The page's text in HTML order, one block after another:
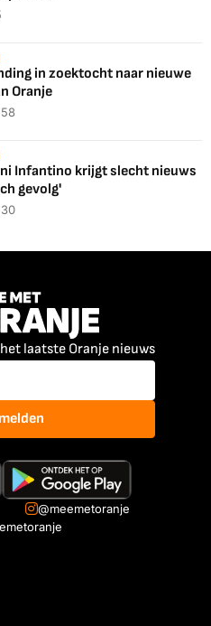
in zoektocht naar nieuwe
Oranje
Infantino krijgt slecht nieuws
gevolg'
laatste Oranje nieuws
@meemetoranje